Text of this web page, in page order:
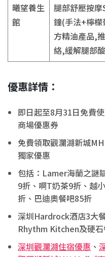
曦望養生
館
腿部舒壓按摩
鐘(手法+檸檬
方精油產品,
絡,緩解腿部酸
優惠詳情：
即日起至8月31日免費
商場優惠券
免費領取觀瀾湖新城
獨家優惠
包括：Lamer海蘭之謎
9折、啊T奶茶9折、越
折、巴迪奧餐吧85折
深圳Hardrock酒店3大
Rhythm Kitchen及硬
深圳觀瀾湖住宿優惠 、